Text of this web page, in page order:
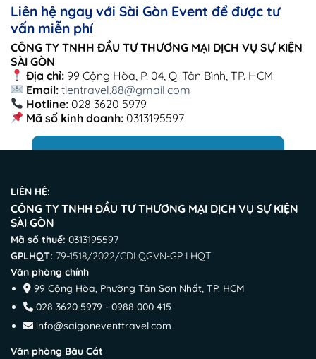
Liên hệ ngay với Sài Gòn Event để được tư
vấn miễn phí
CÔNG TY TNHH ĐẦU TƯ THƯƠNG MẠI DỊCH VỤ SỰ KIỆN
SÀI GÒN
Địa chỉ: 99 Cộng Hòa, P. 04, Q. Tân Bình, TP. HCM
Email: tientravel.88@gmail.com
Hotline: 028 3620 5979
Mã số kinh doanh: 0313195597
LIÊN HỆ:
CÔNG TY TNHH ĐẦU TƯ THƯƠNG MẠI DỊCH VỤ SỰ KIỆN
SÀI GÒN
Mã số thuế: 0313195597
GPLHQT: 79-1518/2022/CDLQGVN-GP LHQT
Văn phòng chính
99 Cộng Hòa, Phường Tân Sơn Nhất, TP. HCM
028 3620 5979 - 0988 000 415
info@saigoneventtravel.com
Văn phòng Bàu Cát